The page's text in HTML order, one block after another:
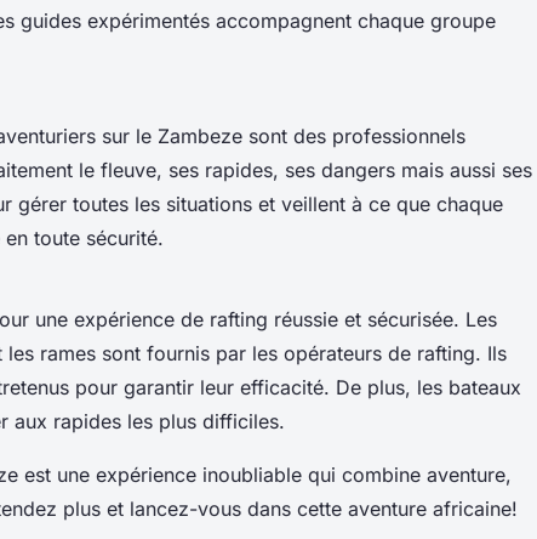
guides expérimentés accompagnent chaque groupe
sur le Zambeze sont des professionnels
le fleuve, ses rapides, ses dangers mais aussi ses
gérer toutes les situations et veillent à ce que chaque
toute sécurité.
une expérience de rafting réussie et sécurisée. Les
rames sont fournis par les opérateurs de rafting. Ils
pour garantir leur efficacité. De plus, les bateaux
aux rapides les plus difficiles.
est une expérience inoubliable qui combine aventure,
plus et lancez-vous dans cette aventure africaine!